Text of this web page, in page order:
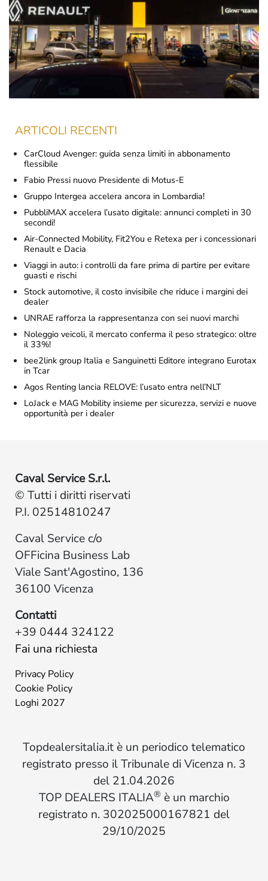
ARTICOLI RECENTI
CarCloud Avenger: guida senza limiti in abbonamento
flessibile
Fabio Pressi nuovo Presidente di Motus-E
Gruppo Intergea accelera ancora in Lombardia!
PubbliMAX accelera l’usato digitale: annunci completi in 30
secondi!
Air-Connected Mobility, Fit2You e Retexa per i concessionari
Renault e Dacia
Viaggi in auto: i controlli da fare prima di partire per evitare
guasti e rischi
Stock automotive, il costo invisibile che riduce i margini dei
dealer
UNRAE rafforza la rappresentanza con sei nuovi marchi
Noleggio veicoli, il mercato conferma il peso strategico: oltre
il 33%!
bee2link group Italia e Sanguinetti Editore integrano Eurotax
in Tcar
Agos Renting lancia RELOVE: l’usato entra nell’NLT
LoJack e MAG Mobility insieme per sicurezza, servizi e nuove
opportunità per i dealer
Caval Service S.r.l.
© Tutti i diritti riservati
P.I. 02514810247
Caval Service c/o
OFFicina Business Lab
Viale Sant'Agostino, 136
36100 Vicenza
Contatti
+39 0444 324122
Fai una richiesta
Privacy Policy
Cookie Policy
Loghi 2027
Topdealersitalia.it è un periodico telematico
registrato presso il Tribunale di Vicenza n. 3
del 21.04.2026
TOP DEALERS ITALIA® è un marchio
registrato n. 302025000167821 del
29/10/2025